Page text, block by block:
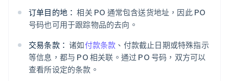
订单目的地： 相关 PO 通常包含送货地址，因此 PO
号码也可用于跟踪物品的去向。
交易条款： 诸如付款条款 、付款截止日期或特殊指示
等信息，都与 PO 相关联。通过 PO 号码，双方可以
查看所设定的条款。